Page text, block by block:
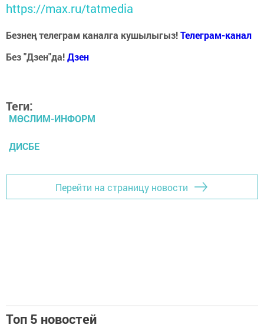
https://max.ru/tatmedia
Безнең телеграм каналга кушылыгыз!Телеграм-канал
Без "Дзен"да!Дзен
Теги:
МӨСЛИМ-ИНФОРМ
ДИСБЕ
Перейти на страницу новости
Топ 5 новостей